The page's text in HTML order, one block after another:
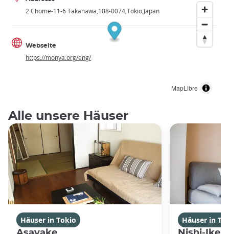
MapLibre
2 Chome-11-6 Takanawa 108-0074Tokio Japan
Webseite
https://monya.org/eng/
Alle unsere Häuser
Häuser in Tokio
Häuser in